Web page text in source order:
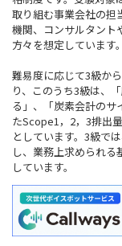
取り組む事業会社の担
機関、コンサルタント
方々を想定しています。
難易度に応じて3級か
り、このうち3級は、
る」、「炭素会計のサ
たScope1，2，3排出
としています。3級で
し、業務上求められ
しています。